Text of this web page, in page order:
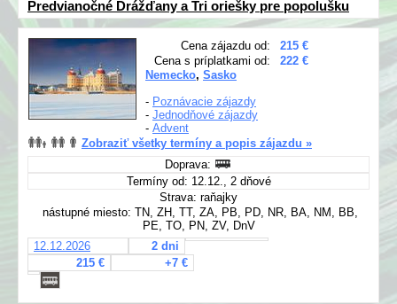
Predvianočné Drážďany a Tri oriešky pre popolušku
Cena zájazdu od:
215 €
Cena s príplatkami od:
222 €
Nemecko, Sasko
- Poznávacie zájazdy
- Jednodňové zájazdy
- Advent
Zobraziť všetky termíny a popis zájazdu »
Doprava:
Termíny od: 12.12., 2 dňové
Strava: raňajky
nástupné miesto: TN, ZH, TT, ZA, PB, PD, NR, BA, NM, BB,
PE, TO, PN, ZV, DnV
12.12.2026
2 dni
215 €
+7 €